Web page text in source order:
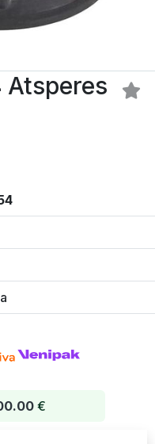
Atsperes
€